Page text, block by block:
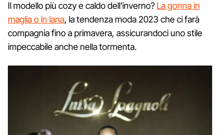
Il modello più cozy e caldo dell'inverno? La gonna in
maglia o in lana, la tendenza moda 2023 che ci farà
compagnia fino a primavera, assicurandoci uno stile
impeccabile anche nella tormenta.